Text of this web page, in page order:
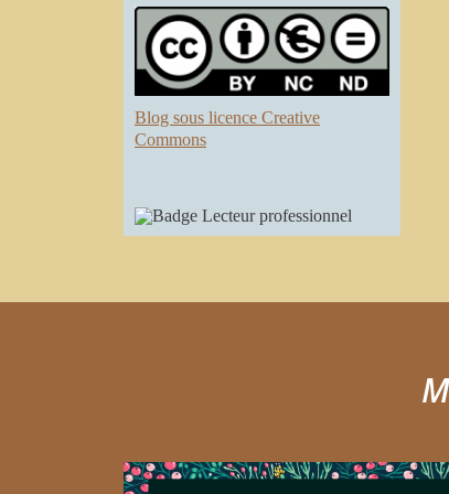
Blog sous licence Creative
Commons